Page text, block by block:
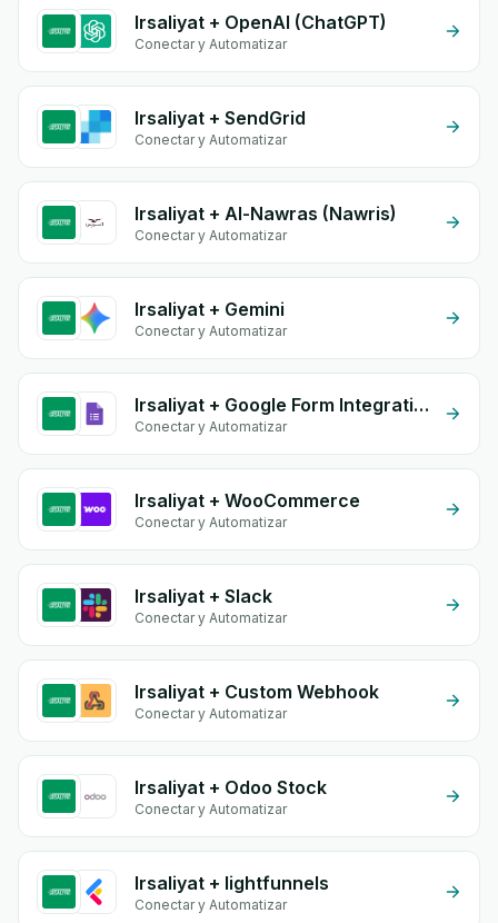
Irsaliyat + OpenAI (ChatGPT)
Conectar y Automatizar
Irsaliyat + SendGrid
Conectar y Automatizar
Irsaliyat + Al-Nawras (Nawris)
Conectar y Automatizar
Irsaliyat + Gemini
Conectar y Automatizar
Irsaliyat + Google Form Integration
Conectar y Automatizar
Irsaliyat + WooCommerce
Conectar y Automatizar
Irsaliyat + Slack
Conectar y Automatizar
Irsaliyat + Custom Webhook
Conectar y Automatizar
Irsaliyat + Odoo Stock
Conectar y Automatizar
Irsaliyat + lightfunnels
Conectar y Automatizar